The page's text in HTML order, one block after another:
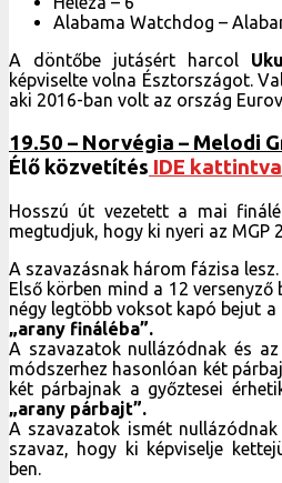
Alabama Watchdog –
A döntőbe jutásért harcol
képviselte volna Észtországot.
aki 2016-ban volt az ország
19.50 – Norvégia – Melodi
Élő közvetítés IDE kattintva
Hosszú út vezetett a mai
megtudjuk, hogy ki nyeri az MGP
A szavazásnak három fázisa lesz.
Első körben mind a 12
négy legtöbb voksot kapó bejut
„arany fináléba”.
A szavazatok nullázódnak és
módszerhez hasonlóan két
két párbajnak a győztesei
„arany párbajt”.
A szavazatok ismét
szavaz, hogy ki képviselje
ben.